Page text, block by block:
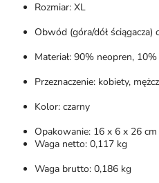
Rozmiar: XL
Obwód (góra/dół ściągacza)
Materiał: 90% neopren,
Przeznaczenie: kobiety,
Kolor: czarny
Opakowanie: 16 x 6 x 26
Waga netto: 0,117 kg
Waga brutto: 0,186 kg